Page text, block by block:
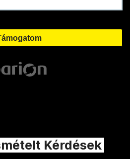
Kérdések